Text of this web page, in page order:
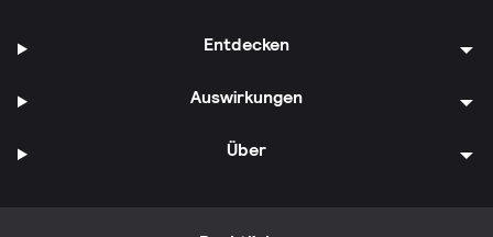
Entdecken
Auswirkungen
Über